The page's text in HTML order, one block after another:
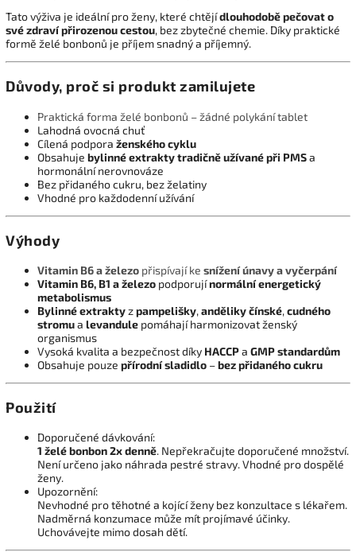
Tato výživa je ideální pro ženy, které chtějídlouhodobě pečovat o
své zdraví přirozenou cestou, bez zbytečné chemie. Díky praktické
formě želé bonbonů je příjem snadný a příjemný.
Důvody, proč si produkt zamilujete
Praktická forma želé bonbonů – žádné polykání tablet
Lahodná ovocná chuť
Cílená podpora ženského cyklu
Obsahuje bylinné extrakty tradičně užívané při PMSa
hormonální nerovnováze
Bez přidaného cukru, bez želatiny
Vhodné pro každodenní užívání
Výhody
Vitamin B6 a železo přispívají ke snížení únavy a vyčerpání
Vitamin B6, B1 a železo podporujínormální energetický
metabolismus
Bylinné extraktyzpampelišky,anděliky čínské,cudného
stromua levandule pomáhají harmonizovat ženský
organismus
Vysoká kvalita a bezpečnost díky HACCPa GMP standardům
Obsahuje pouze přírodní sladidlo –bez přidaného cukru
Použití
Doporučené dávkování:
1 želé bonbon 2x denně. Nepřekračujte doporučené množství.
Není určeno jako náhrada pestré stravy. Vhodné pro dospělé
ženy.
Upozornění:
Nevhodné pro těhotné a kojící ženy bez konzultace s lékařem.
Nadměrná konzumace může mít projímavé účinky.
Uchovávejte mimo dosah dětí.